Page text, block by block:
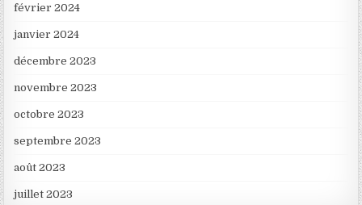
février 2024
janvier 2024
décembre 2023
novembre 2023
octobre 2023
septembre 2023
août 2023
juillet 2023